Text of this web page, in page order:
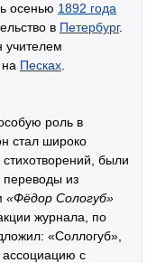
осенью 1892 года
в Петербург.
учителем
Песках
роль в
стал широко
были
из
«Фёдор Сологуб»
журнала, по
«Соллогуб»,
с